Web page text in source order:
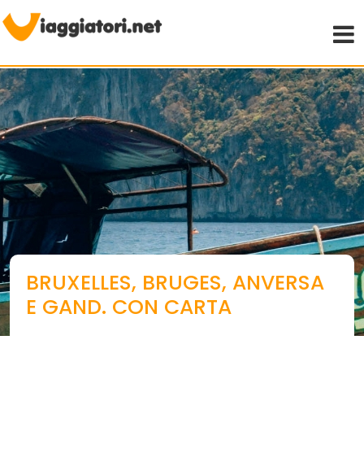
BRUXELLES, BRUGES, ANVERSA
E GAND. CON CARTA